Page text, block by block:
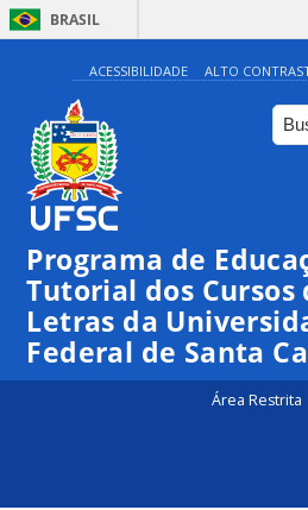
BRASIL
ACESSIBILIDADE ALTO
Programa de
Tutorial dos Cursos
Letras da
Federal de Santa
Área Restrita